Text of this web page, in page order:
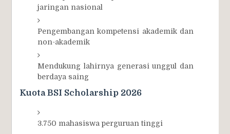
jaringan nasional
Pengembangan kompetensi akademik dan
non-akademik
Mendukung lahirnya generasi unggul dan
berdaya saing
Kuota BSI Scholarship 2026
3.750 mahasiswa perguruan tinggi